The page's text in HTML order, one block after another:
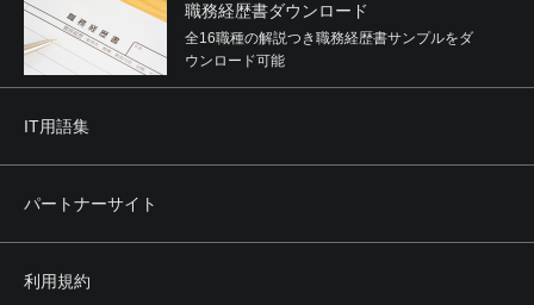
職務経歴書ダウンロード
全16職種の解説つき職務経歴書サンプルをダ
ウンロード可能
IT用語集
パートナーサイト
利用規約